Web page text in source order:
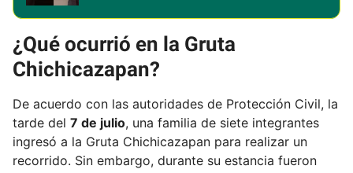
¿Qué ocurrió en la Gruta
Chichicazapan?
De acuerdo con las autoridades de Protección Civil, la
tarde del 7 de julio, una familia de siete integrantes
ingresó a la Gruta Chichicazapan para realizar un
recorrido. Sin embargo, durante su estancia fueron